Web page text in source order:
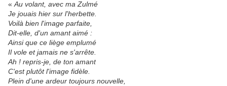
« Au volant, avec ma Zulmé
Je jouais hier sur l'herbette.
Voilà bien l'image parfaite,
Dit-elle, d'un amant aimé :
Ainsi que ce liège emplumé
Il vole et jamais ne s'arrête.
Ah ! repris-je, de ton amant
C'est plutôt l'image fidèle.
Plein d'une ardeur toujours nouvelle,